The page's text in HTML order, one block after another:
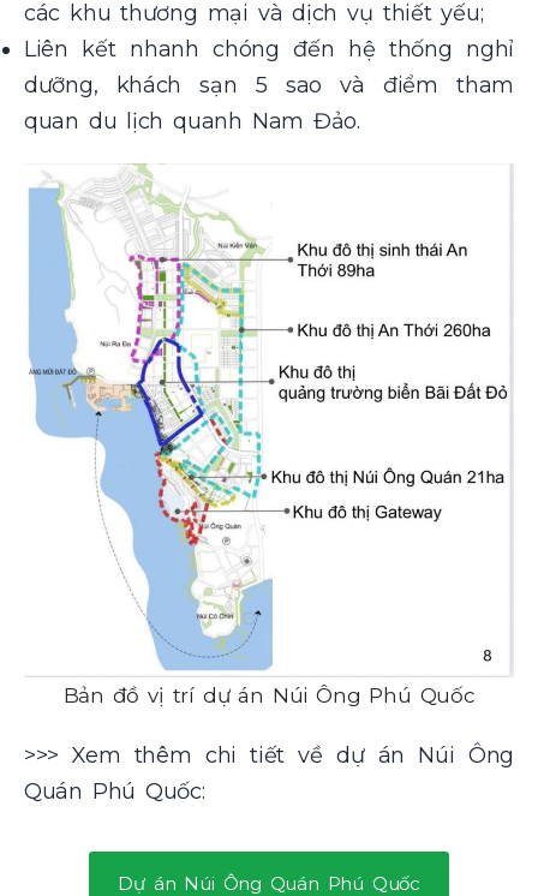
các khu thương mại và dịch vụ thiết yếu;
Liên kết nhanh chóng đến hệ thống nghỉ
dưỡng, khách sạn 5 sao và điểm tham
quan du lịch quanh Nam Đảo.
Bản đồ vị trí dự án Núi Ông Phú Quốc
>>> Xem thêm chi tiết về dự án Núi Ông
Quán Phú Quốc:
Dự án Núi Ông Quán Phú Quốc